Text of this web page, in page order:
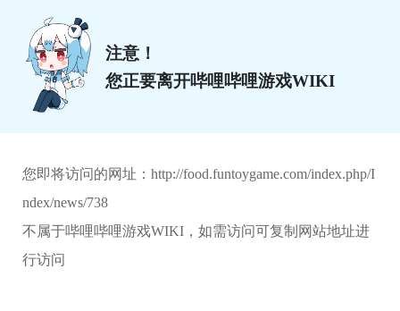
注意！
您正要离开哔哩哔哩游戏WIKI
您即将访问的网址： http://food.funtoygame.com/index.php/I
ndex/news/738
不属于哔哩哔哩游戏WIKI，如需访问可复制网站地址进
行访问